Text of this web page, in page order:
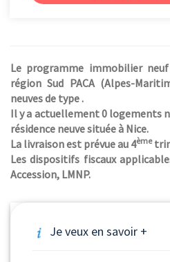
Le programme immobilier
région Sud PACA (Alpes-
neuves de type .
Il y a actuellement 0 logements
résidence neuve située à Nice.
La livraison est prévue au 4ème
Les dispositifs fiscaux
Accession, LMNP.
Je veux en savoir +